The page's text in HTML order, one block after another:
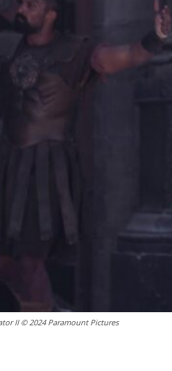
II © 2024 Paramount Pictures